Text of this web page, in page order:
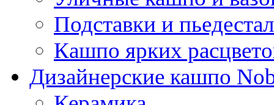
Подставки и
Кашпо ярких
Дизайнерские кашпо